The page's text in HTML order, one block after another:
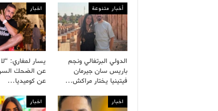
أخبار متنوعة
الدولي البرتغالي ونجم
باريس سان جيرمان
فيتينيا يختار مراكش…
اخبار
يسار لمغاري:
عن الضحك
عن كوميديا…
اخبار اخبار